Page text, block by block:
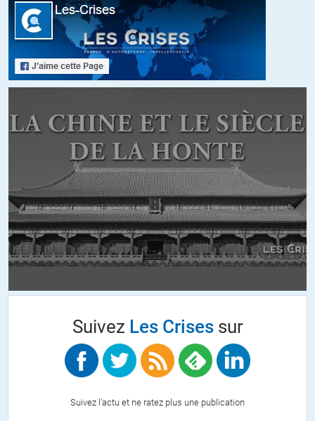
artaxerses
les nationalistes stupides doivent-ils diriger la France?
ALERTER
kiva//11.01.2019 à 11h24
Pour ce que les gens comme vous avez démontré avec votre
internationalisme d’opérette…Tous les jours je choisis ceux qui sont
enracinés, stupides comme vous dites que les chacals (cf Andrew
Lobaczewski) que vous semblez porter en si haute estime.
//11.01.2019 à 13h44
les sauterelles arrivent, bouffent tout puis partent bouffer autre
Suivez Les Crisessur
Suivez l'actu et ne ratez plus une publication